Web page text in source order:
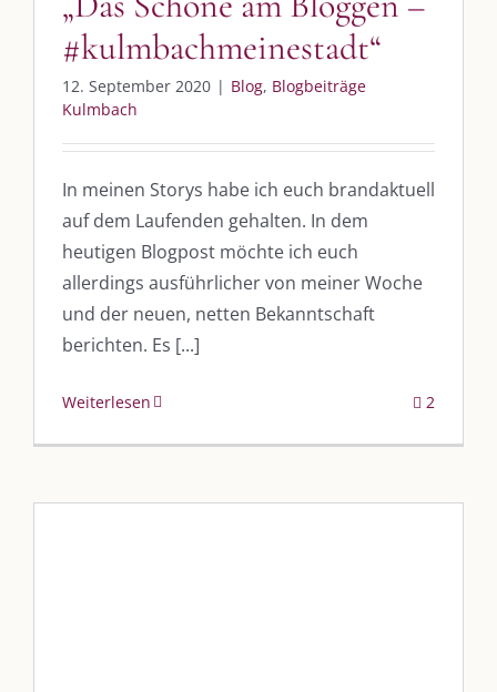
#kulmbachmeinestadt“
12. September 2020 | Blog, Blogbeiträge
Kulmbach
In meinen Storys habe ich euch brandaktuell
auf dem Laufenden gehalten. In dem
heutigen Blogpost möchte ich euch
allerdings ausführlicher von meiner Woche
und der neuen, netten Bekanntschaft
berichten. Es [...]
Weiterlesen 2